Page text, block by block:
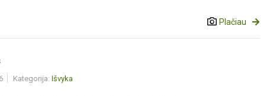
Plačiau
Kategorija: Išvyka